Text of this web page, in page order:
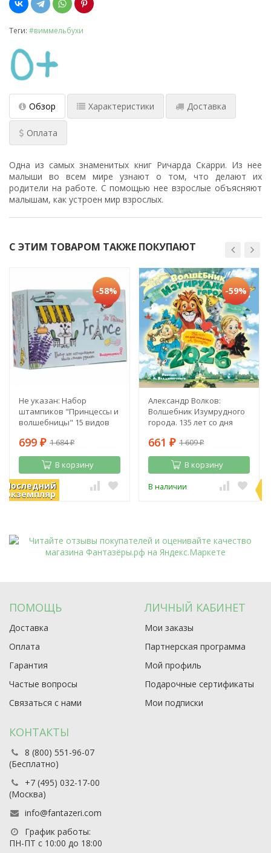
Теги: #виммельбухи
Обзор Характеристики Доставка
Оплата
Одна из самых знаменитых книг Ричарда Скарри. Из нее
малыши во всем мире узнают о том, что делают их
родители на работе. С помощью нее взрослые объясняют
малышам, как устроен мир взрослых.
С ЭТИМ ТОВАРОМ ТАКЖЕ ПОКУПАЮТ
Последний
экземпляр
-58%
Не указан: Набор
штампиков "Принцессы и
волшебницы" 15 видов
699 ₽ 1 684₽
В корзину
В наличии
-59%
Александр Волков:
Волшебник Изумрудного
города. 135 лет со дня
661 ₽ 1 609₽
В корзину
В наличии
ПОМОЩЬ
Доставка
Оплата
Гарантия
Частые вопросы
Связаться с нами
ЛИЧНЫЙ КАБИНЕТ
Мои заказы
Партнерская программа
Мой профиль
Подарочные сертификаты
Мои подписки
КОНТАКТЫ
8 (800) 551-96-07
(Бесплатно)
+7 (495) 032-17-00
(Москва)
info@fantazeri.com
График работы:
ПН-ПТ с 10:00 до 18:00